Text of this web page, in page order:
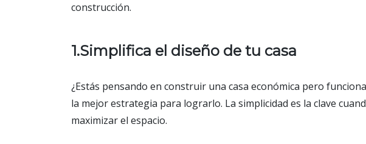
construcción.
1.Simplifica el diseño de tu casa
¿Estás pensando en construir una casa económica pero
la mejor estrategia para lograrlo. La simplicidad es la clave
maximizar el espacio.